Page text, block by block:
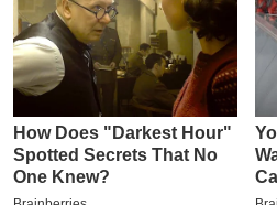
इ
म
ई
-
पे
प